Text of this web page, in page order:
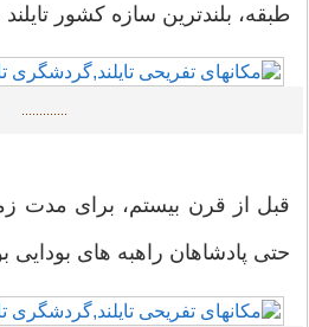
بلندترین سازه کشور
.............
از قرن بیستم، برای مدت زمانی
پادشاهان راهبه های بودایی